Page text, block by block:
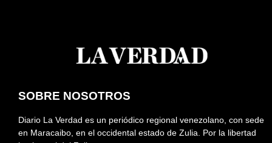
SOBRE NOSOTROS
Diario La Verdad es un periódico regional venezolano, con sede
en Maracaibo, en el occidental estado de Zulia. Por la libertad